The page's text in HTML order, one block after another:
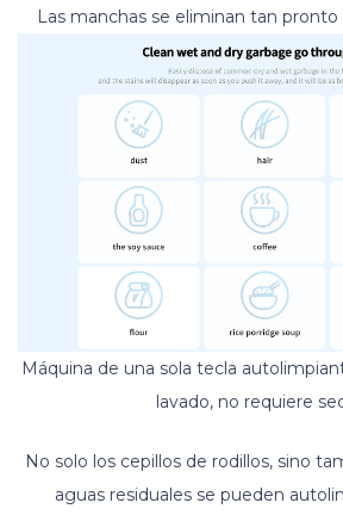
Las manchas se eliminan tan
Máquina de una sola tecla
lavado, no requiere
No solo los cepillos de rodillos, sino
aguas residuales se pueden